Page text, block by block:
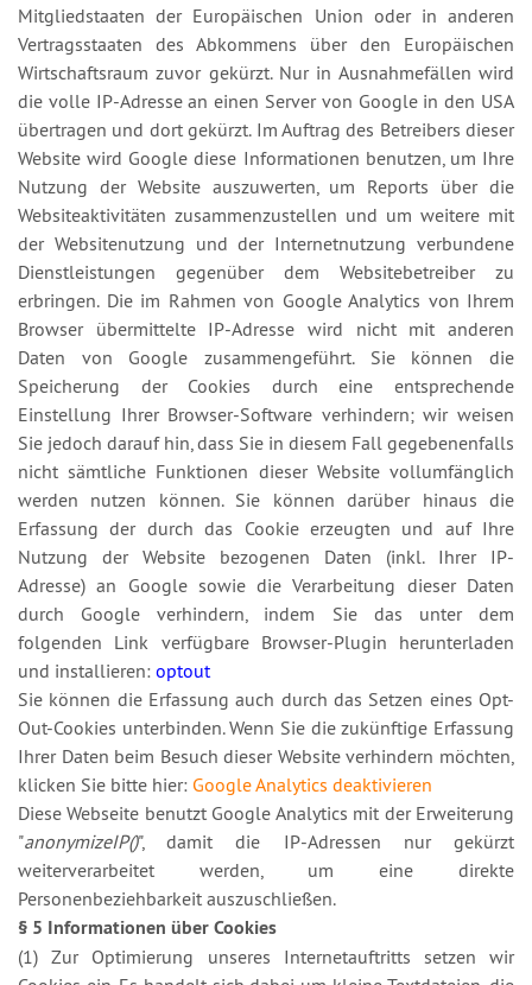
Mitgliedstaaten der Europäischen Union oder in anderen
Vertragsstaaten des Abkommens über den Europäischen
Wirtschaftsraum zuvor gekürzt. Nur in Ausnahmefällen wird
die volle IP-Adresse an einen Server von Google in den USA
übertragen und dort gekürzt. Im Auftrag des Betreibers dieser
Website wird Google diese Informationen benutzen, um Ihre
Nutzung der Website auszuwerten, um Reports über die
Websiteaktivitäten zusammenzustellen und um weitere mit
der Websitenutzung und der Internetnutzung verbundene
Dienstleistungen gegenüber dem Websitebetreiber zu
erbringen. Die im Rahmen von Google Analytics von Ihrem
Browser übermittelte IP-Adresse wird nicht mit anderen
Daten von Google zusammengeführt. Sie können die
Speicherung der Cookies durch eine entsprechende
Einstellung Ihrer Browser-Software verhindern; wir weisen
Sie jedoch darauf hin, dass Sie in diesem Fall gegebenenfalls
nicht sämtliche Funktionen dieser Website vollumfänglich
werden nutzen können. Sie können darüber hinaus die
Erfassung der durch das Cookie erzeugten und auf Ihre
Nutzung der Website bezogenen Daten (inkl. Ihrer IP-
Adresse) an Google sowie die Verarbeitung dieser Daten
durch Google verhindern, indem Sie das unter dem
folgenden Link verfügbare Browser-Plugin herunterladen
und installieren: optout
Sie können die Erfassung auch durch das Setzen eines Opt-
Out-Cookies unterbinden. Wenn Sie die zukünftige Erfassung
Ihrer Daten beim Besuch dieser Website verhindern möchten,
klicken Sie bitte hier: Google Analytics deaktivieren
Diese Webseite benutzt Google Analytics mit der Erweiterung
"anonymizeIP()", damit die IP-Adressen nur gekürzt
weiterverarbeitet werden, um eine direkte
Personenbeziehbarkeit auszuschließen.
§ 5 Informationen über Cookies
(1) Zur Optimierung unseres Internetauftritts setzen wir